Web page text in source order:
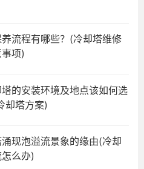
流程有哪些？(冷却塔维修
项)
的安装环境及地点该如何选
却塔方案)
现泡溢流景象的缘由(冷却
么办)